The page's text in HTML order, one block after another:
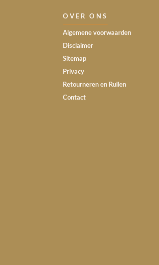
OVER ONS
Algemene voorwaarden
Disclaimer
Sitemap
Privacy
Retourneren en Ruilen
Contact